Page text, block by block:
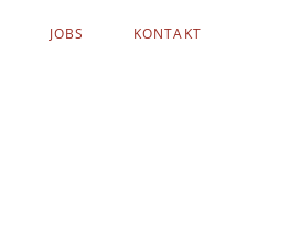
JOBS KONTAKT